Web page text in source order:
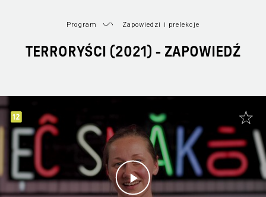
Program Zapowiedzi i prelekcje
TERRORYŚCI (2021) - ZAPOWIEDŹ